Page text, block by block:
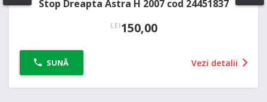
Stop Dreapta Astra H 2007 cod 24451837
LEI150,00
SUNĂ Vezi detalii
PREV